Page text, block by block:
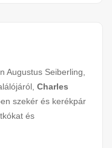
Augustus Seiberling,
Charles
szekér és kerékpár
és